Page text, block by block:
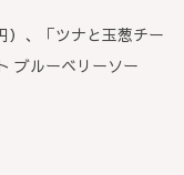
）、「ツナと玉葱チー
ブルーベリーソー